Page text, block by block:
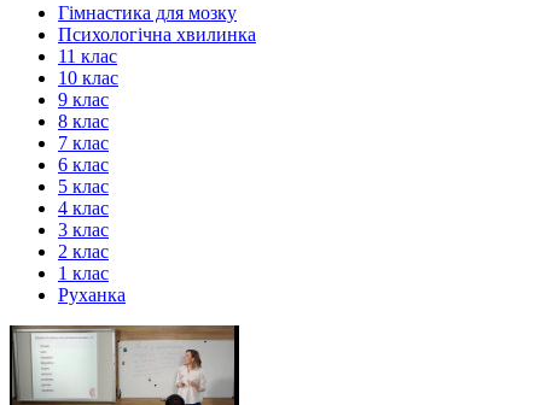
Гімнастика для мозку
Психологічна хвилинка
11 клас
10 клас
9 клас
8 клас
7 клас
6 клас
5 клас
4 клас
3 клас
2 клас
1 клас
Руханка